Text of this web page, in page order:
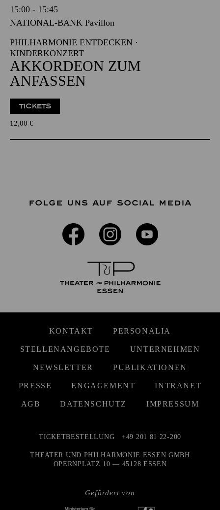
15:00 - 15:45
NATIONAL-BANK Pavillon
PHILHARMONIE ENTDECKEN ·
KINDERKONZERT
AKKORDEON ZUM
ANFASSEN
TICKETS
12,00 €
FOLGE UNS AUF SOCIAL MEDIA
KONTAKT PERSONALIA
STELLENANGEBOTE UNTERNEHMEN
NEWSLETTER PUBLIKATIONEN
PRESSE ENGAGEMENT INTRANET
AGB DATENSCHUTZ IMPRESSUM
Gefördert von
TICKETBESTELLUNG +49 201 81 22-200
THEATER UND PHILHARMONIE ESSEN GMBH
OPERNPLATZ 10 — 45128 ESSEN